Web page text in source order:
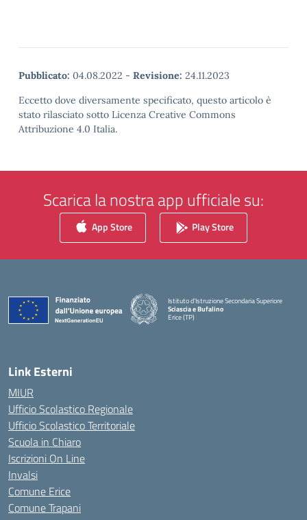
Pubblicato: 04.08.2022 - Revisione: 24.11.2023
Eccetto dove diversamente specificato, questo articolo è
stato rilasciato sotto Licenza Creative Commons
Attribuzione 4.0 Italia.
Scarica la nostra app ufficiale su:
App Store Play Store
Istituto d'Istruzione Secondaria Superiore
Sciascia e Bufalino
Erice (TP)
Link Esterni
MIUR
Ufficio Scolastico Regionale
Ufficio Scolastico Territoriale
Scuola in Chiaro
Iscrizioni On Line
Invalsi
Comune Erice
Comune Trapani